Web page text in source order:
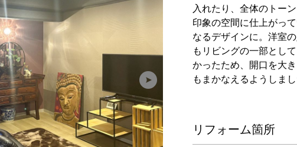
入れたり、全体のトー
印象の空間に仕上がっ
なるデザインに。洋室
もリビングの一部とし
かったため、開口を大
もまかなえるようしまし
リフォーム箇所